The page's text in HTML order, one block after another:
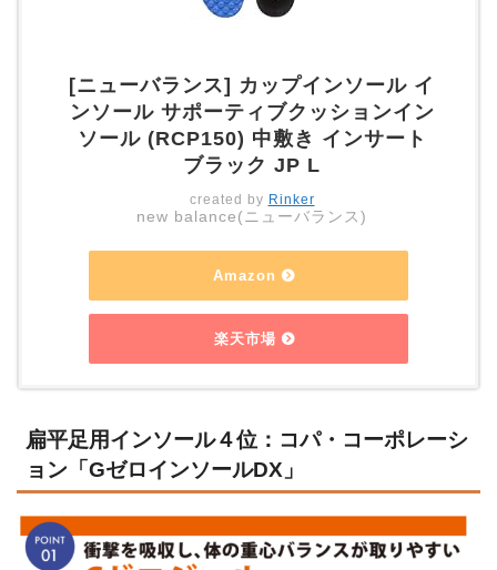
[ニューバランス] カップインソール イ
ンソール サポーティブクッションイン
ソール (RCP150) 中敷き インサート
ブラック JP L
created by Rinker
new balance(ニューバランス)
Amazon
楽天市場
扁平足用インソール４位：コパ・コーポレーシ
ョン「GゼロインソールDX」